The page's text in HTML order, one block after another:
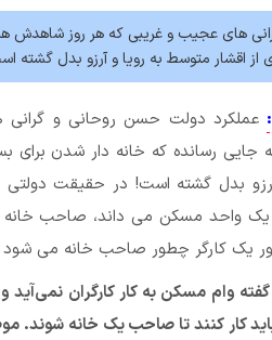
های عجیب و غریبی که هر روز شاهدش
از اقشار متوسط به رویا و آرزو بدل گشته
عملکرد دولت حسن روحانی و
جایی رسانده که خانه دار شدن برای
بدل گشته است! در حقیقت
واحد مسکن می داند، صاحب خانه
یک کارگر چطور صاحب خانه می شود
وام مسکن به کار کارگران نمی‌آید
دارند ۲۰۰ سال باید کار کنند تا صاحب یک